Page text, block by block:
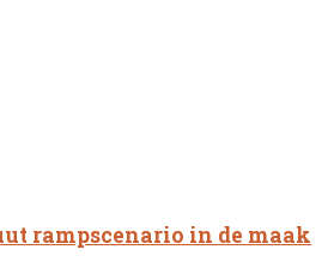
rampscenario in de maak